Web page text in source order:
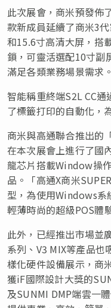
此次展會，商米預發佈
款新成員延續了商米3
和15.6寸高清大屏，搭
鎖，可靈活選配10寸副
滿足各類業務場景需求。
智能稱重終端S2L CC
了標籤打印的自動化，
商米與高通聯合推出的
在本次展會上進行了國
龍芯片搭載Window操
品。「高通X商米
型，為使用Windows系
輕薄時尚的超級POS體
此外，已經推出市場並
系列、V3 MIX等產品也
樣化硬件設備展示，商
獲iF國際設計大獎的
及SUNMI DMP端雲一